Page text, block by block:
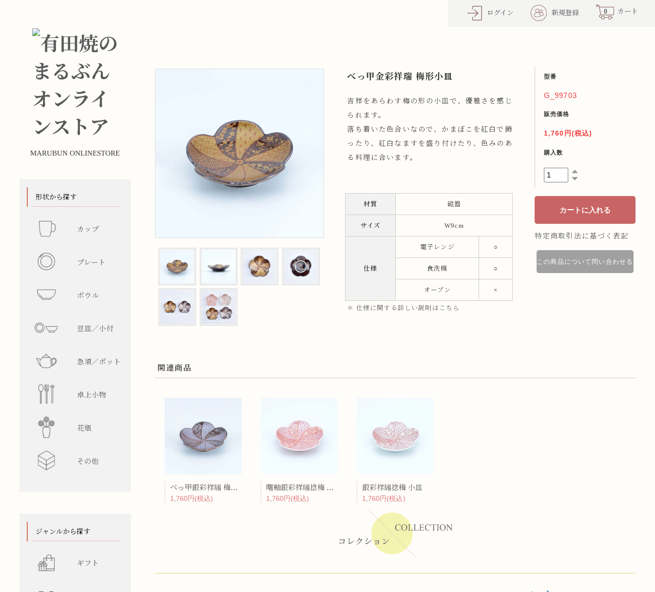
ログイン 新規登録 0 カート
MARUBUN ONLINESTORE
べっ甲金彩祥瑞 梅形小皿
吉祥をあらわす梅の形の小皿で、優雅さを感じ
られます。
落ち着いた色合いなので、かまぼこを紅白で飾
ったり、紅白なますを盛り付けたり、色みのあ
る料理に合います。
材質 磁器
サイズ W9cm
仕様
電子レンジ ○
食洗機 ○
オーブン ×
＊ 仕様に関する詳しい説明はこちら
型番
G_99703
販売価格
1,760円(税込)
購入数
特定商取引法に基づく表記
この商品について問い合わせる
関連商品
べっ甲銀彩祥瑞 梅形小皿
1,760円(税込)
曙釉銀彩祥瑞捻梅 小皿
1,760円(税込)
銀彩祥瑞捻梅 小皿
1,760円(税込)
形状から探す
カップ
マグカップ
ビアグラス
プレート 丸型
ボウル
豆皿／小付
急須／ポット
徳利
卓上小物
箸置
箸/カトラリー
花瓶 一輪挿し
花瓶
その他
陶箱
ジャンルから探す
ギフト